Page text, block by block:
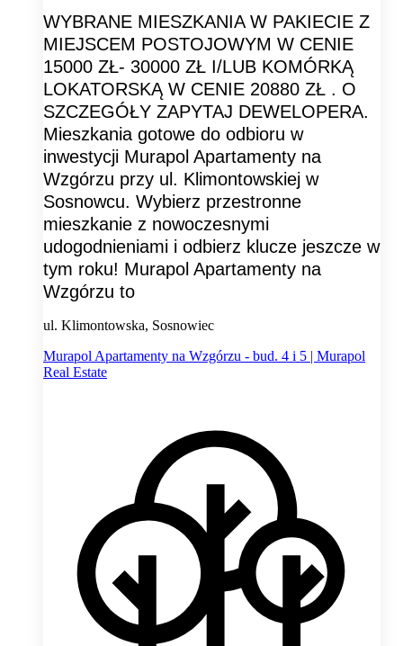
WYBRANE MIESZKANIA W PAKIECIE Z
MIEJSCEM POSTOJOWYM W CENIE
15000 ZŁ- 30000 ZŁ I/LUB KOMÓRKĄ
LOKATORSKĄ W CENIE 20880 ZŁ . O
SZCZEGÓŁY ZAPYTAJ DEWELOPERA.
Mieszkania gotowe do odbioru w
inwestycji Murapol Apartamenty na
Wzgórzu przy ul. Klimontowskiej w
Sosnowcu. Wybierz przestronne
mieszkanie z nowoczesnymi
udogodnieniami i odbierz klucze jeszcze w
tym roku! Murapol Apartamenty na
Wzgórzu to
ul. Klimontowska, Sosnowiec
Murapol Apartamenty na Wzgórzu - bud. 4 i 5 | Murapol
Real Estate